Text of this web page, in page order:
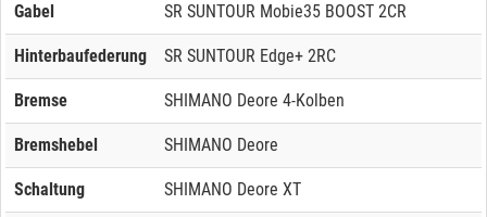
Gabel SR SUNTOUR Mobie35 BOOST 2CR
Hinterbaufederung SR SUNTOUR Edge+ 2RC
Bremse SHIMANO Deore 4-Kolben
Bremshebel SHIMANO Deore
Schaltung SHIMANO Deore XT